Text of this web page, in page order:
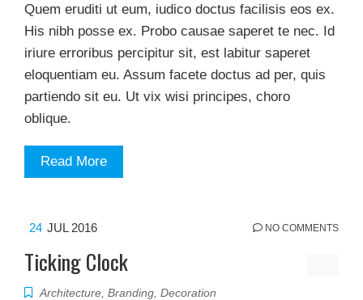
Quem eruditi ut eum, iudico doctus facilisis eos ex.
His nibh posse ex. Probo causae saperet te nec. Id
iriure erroribus percipitur sit, est labitur saperet
eloquentiam eu. Assum facete doctus ad per, quis
partiendo sit eu. Ut vix wisi principes, choro
oblique.
Read More
24 JUL 2016 NO COMMENTS
Ticking Clock
Architecture Branding Decoration